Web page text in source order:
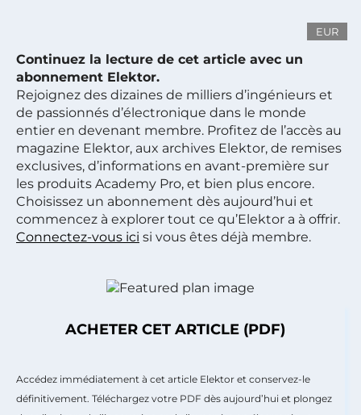
EUR
Continuez la lecture de cet article avec un
abonnement Elektor.
Rejoignez des dizaines de milliers d’ingénieurs et
de passionnés d’électronique dans le monde
entier en devenant membre. Profitez de l’accès au
magazine Elektor, aux archives Elektor, de remises
exclusives, d’informations en avant-première sur
les produits Academy Pro, et bien plus encore.
Choisissez un abonnement dès aujourd’hui et
commencez à explorer tout ce qu’Elektor a à offrir.
Connectez-vous ici si vous êtes déjà membre.
ACHETER CET ARTICLE (PDF)
Accédez immédiatement à cet article Elektor et conservez-le
définitivement. Téléchargez votre PDF dès aujourd’hui et plongez